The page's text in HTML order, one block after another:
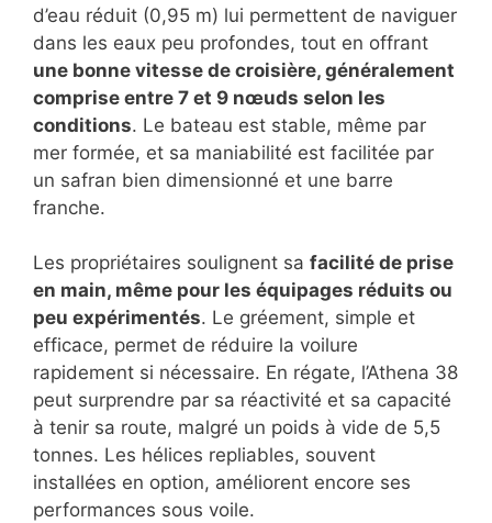
d’eau réduit (0,95 m) lui permettent de naviguer
dans les eaux peu profondes, tout en offrant
une bonne vitesse de croisière, généralement
comprise entre 7 et 9 nœuds selon les
conditions. Le bateau est stable, même par
mer formée, et sa maniabilité est facilitée par
un safran bien dimensionné et une barre
franche.
Les propriétaires soulignent sa facilité de prise
en main, même pour les équipages réduits ou
peu expérimentés. Le gréement, simple et
efficace, permet de réduire la voilure
rapidement si nécessaire. En régate, l’Athena 38
peut surprendre par sa réactivité et sa capacité
à tenir sa route, malgré un poids à vide de 5,5
tonnes. Les hélices repliables, souvent
installées en option, améliorent encore ses
performances sous voile.